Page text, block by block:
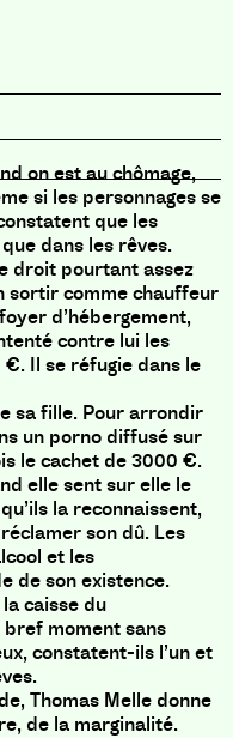
on est au chômage,
si les personnages se
que les
dans les rêves.
droit pourtant assez
sortir comme chauffeur
d’hébergement,
contre lui les
Il se réfugie dans le
sa fille. Pour arrondir
un porno diffusé sur
le cachet de 3000 €.
elle sent sur elle le
la reconnaissent,
son dû. Les
et les
de son existence.
caisse du
moment sans
constatent-ils l’un et
Thomas Melle donne
de la marginalité.